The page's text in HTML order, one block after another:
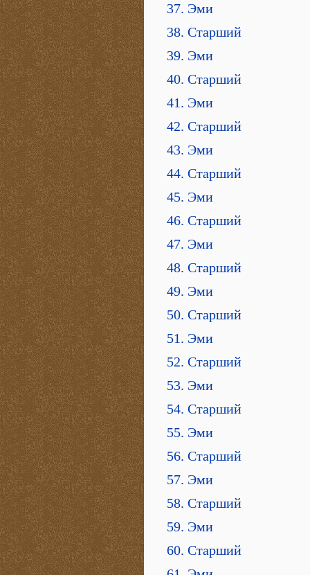
37. Эми
38. Старший
39. Эми
40. Старший
41. Эми
42. Старший
43. Эми
44. Старший
45. Эми
46. Старший
47. Эми
48. Старший
49. Эми
50. Старший
51. Эми
52. Старший
53. Эми
54. Старший
55. Эми
56. Старший
57. Эми
58. Старший
59. Эми
60. Старший